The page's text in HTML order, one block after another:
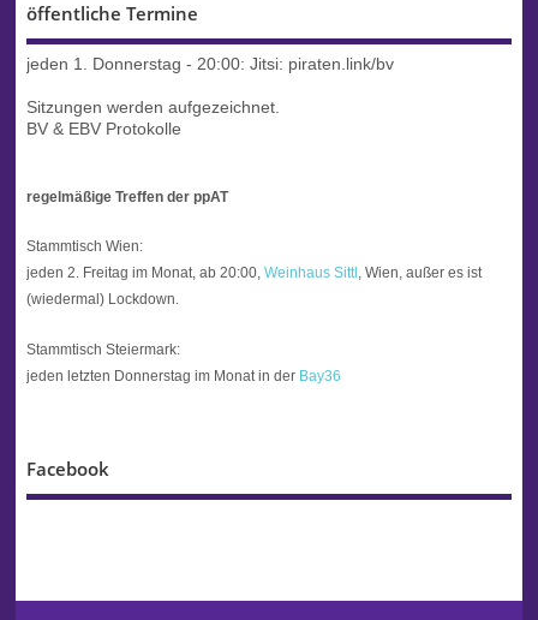
öffentliche Termine
jeden 1. Donnerstag - 20:00: Jitsi: piraten.link/bv
Sitzungen werden aufgezeichnet.
BV & EBV Protokolle
regelmäßige Treffen der ppAT
Stammtisch Wien:
jeden 2. Freitag im Monat, ab 20:00, Weinhaus Sittl , Wien, außer es ist
(wiedermal) Lockdown.
Stammtisch Steiermark:
jeden letzten Donnerstag im Monat in der Bay36
Facebook